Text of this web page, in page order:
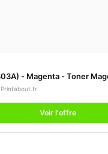
- Magenta - Toner
Printabout.fr
Voir l'offre